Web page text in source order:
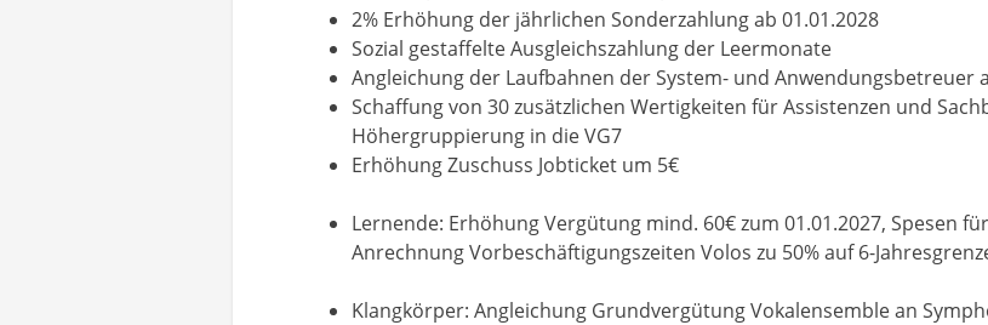
2% Erhöhung der jährlichen Sonderzahlung ab 01.01.2028
Sozial gestaffelte Ausgleichszahlung der Leermonate
Angleichung der Laufbahnen der System- und Anwendungsbetreuer
Schaffung von 30 zusätzlichen Wertigkeiten für Assistenzen und
Höhergruppierung in die VG7
Erhöhung Zuschuss Jobticket um 5€
Lernende: Erhöhung Vergütung mind. 60€ zum 01.01.2027, Spesen
Anrechnung Vorbeschäftigungszeiten Volos zu 50% auf 6-
Klangkörper: Angleichung Grundvergütung Vokalensemble an